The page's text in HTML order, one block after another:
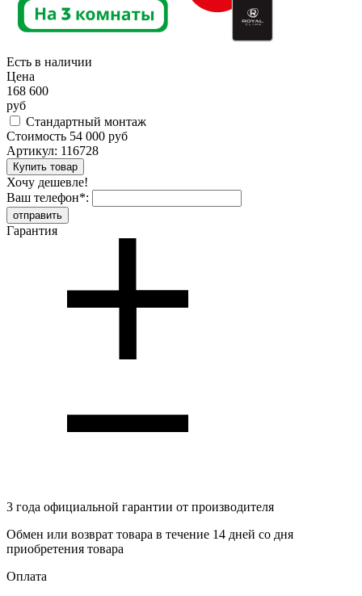
Есть в наличии
Цена
168 600
руб
Стандартный монтаж
Стоимость 54 000 руб
Артикул: 116728
Хочу дешевле!
Ваш телефон*:
Гарантия
3 года официальной гарантии от производителя
Обмен или возврат товара в течение 14 дней со дня
приобретения товара
Оплата